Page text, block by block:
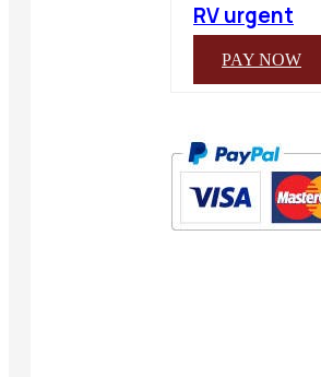
RV urgent
PAY NOW